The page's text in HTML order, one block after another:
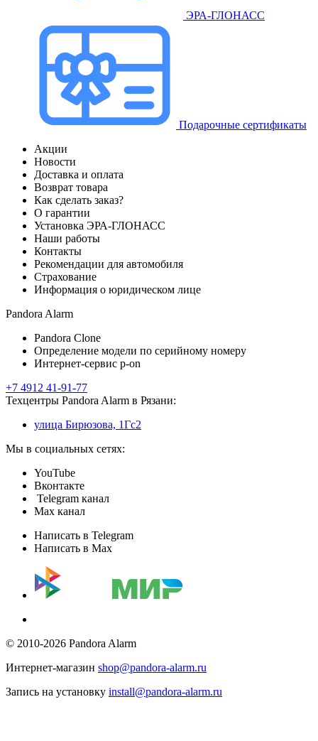
ЭРА-ГЛОНАСС
Подарочные сертификаты
Акции
Новости
Доставка и оплата
Возврат товара
Как сделать заказ?
О гарантии
Установка ЭРА-ГЛОНАСС
Наши работы
Контакты
Рекомендации для автомобиля
Страхование
Информация о юридическом лице
Pandora Alarm
Pandora Clone
Определение модели по серийному номеру
Интернет-сервис p-on
+7 4912 41-91-77
Техцентры Pandora Alarm в Рязани:
улица Бирюзова, 1Гс2
Мы в социальных сетях:
YouTube
Вконтакте
Telegram канал
Max канал
Написать в Telegram
Написать в Max
© 2010-2026 Pandora Alarm
Интернет-магазин shop@pandora-alarm.ru
Запись на установку install@pandora-alarm.ru